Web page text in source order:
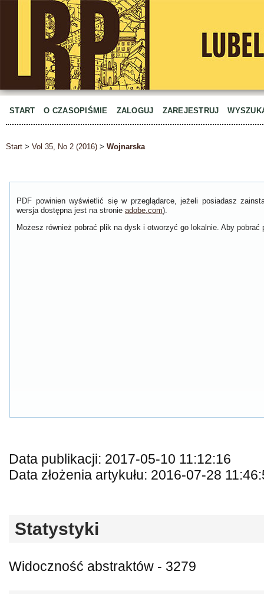
START O CZASOPIŚMIE ZALOGUJ ZAREJESTRUJ
Start > Vol 35, No 2 (2016) > Wojnarska
PDF powinien wyświetlić się w przeglądarce, jeżeli posiadasz
wersja dostępna jest na stronie adobe.com).
Możesz również pobrać plik na dysk i otworzyć go lokalnie. Aby
Data publikacji: 2017-05-10 11:12:16
Data złożenia artykułu: 2016-07-28
Statystyki
Widoczność abstraktów - 3279